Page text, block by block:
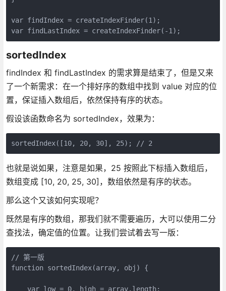
var findIndex = createIndexFinder(1);
var findLastIndex = createIndexFinder(-1);
sortedIndex
findIndex 和 findLastIndex 的需求算是结束了，但是又来
了一个新需求：在一个排好序的数组中找到 value 对应的位
置，保证插入数组后，依然保持有序的状态。
假设该函数命名为 sortedIndex，效果为：
sortedIndex([10, 20, 30], 25); // 2
也就是说如果，注意是如果，25 按照此下标插入数组后，
数组变成 [10, 20, 25, 30]，数组依然是有序的状态。
那么这个又该如何实现呢？
既然是有序的数组，那我们就不需要遍历，大可以使用二分
查找法，确定值的位置。让我们尝试着去写一版：
// 第一版
function sortedIndex(array, obj) {
    var low = 0, high = array.length;